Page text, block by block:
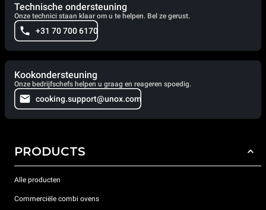
Technische ondersteuning
Onze technici staan klaar om u te helpen. Bel ze gerust.
+31 70 700 6170
Kookondersteuning
Onze bedrijfschefs helpen u graag en reageren spoedig.
cooking.support@unox.com
PRODUCTS
Alle producten
Commerciële combi ovens